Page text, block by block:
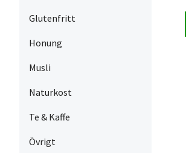
Glutenfritt
Honung
Musli
Naturkost
Te & Kaffe
Övrigt